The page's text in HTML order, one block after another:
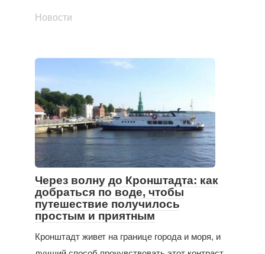
Новости
Через волну до Кронштадта: как
добраться по воде, чтобы
путешествие получилось
простым и приятным
Кронштадт живет на границе города и моря, и